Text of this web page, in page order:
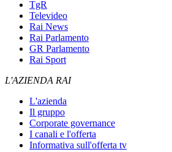
TgR
Televideo
Rai News
Rai Parlamento
GR Parlamento
Rai Sport
L'AZIENDA RAI
L'azienda
Il gruppo
Corporate governance
I canali e l'offerta
Informativa sull'offerta tv